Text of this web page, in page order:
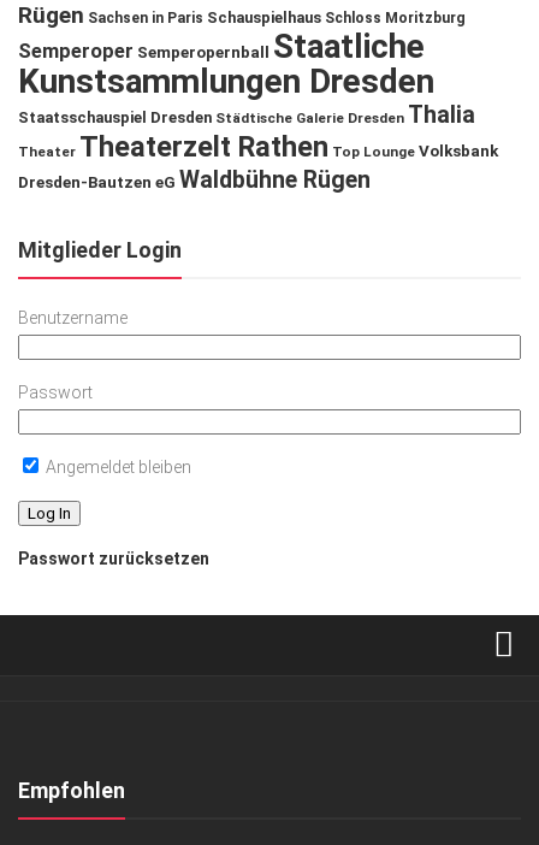
Rügen Sachsen in Paris Schauspielhaus Schloss Moritzburg
Semperoper Semperopernball
Staatliche
Kunstsammlungen Dresden
Staatsschauspiel Dresden Städtische Galerie Dresden Thalia
Theater Theaterzelt Rathen Top Lounge Volksbank
Dresden-Bautzen eG Waldbühne Rügen
Mitglieder Login
Benutzername
Passwort
Angemeldet bleiben
Passwort zurücksetzen
Kontakt, Impressum
Empfohlen